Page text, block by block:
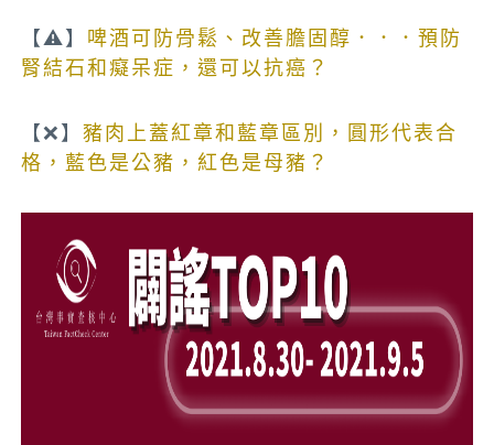
【⚠️】 啤酒可防骨鬆、改善膽固醇．．．預防
腎結石和癡呆症，還可以抗癌？
【❌】豬肉上蓋紅章和藍章區別，圓形代表合
格，藍色是公豬，紅色是母豬？